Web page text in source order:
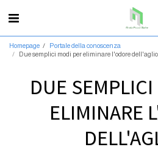
Homepage
Portale della conoscenza
Due semplici modi per eliminare l'odore
DUE
ELIMINARE